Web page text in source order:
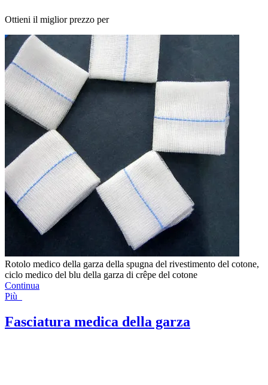
Ottieni il miglior prezzo per
Rotolo medico della garza della spugna del rivestimento del cotone,
ciclo medico del blu della garza di crêpe del cotone
Continua
Più
Fasciatura medica della garza